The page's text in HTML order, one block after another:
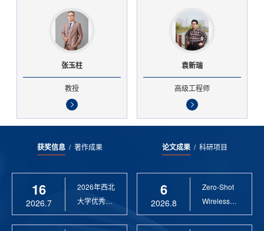
张玉柱
教授
袁新瑞
高级工程师
获奖信息/ 著作成果
16
2026.7
2026年西北
大学优秀硕
士论文指导
论文成果/ 科研项目
6
2026.8
Zero-Shot
Wireless
Sensor